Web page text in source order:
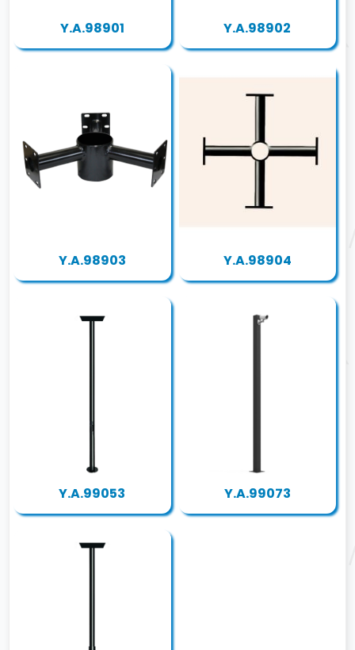
Y.A.98901 Y.A.98902
Y.A.98903 Y.A.98904
Y.A.99053 Y.A.99073